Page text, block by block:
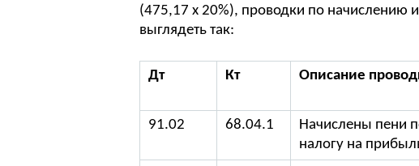
(475,17 х 20%), проводки по начислению
выглядеть так:
Дт Кт Описание
91.02
68.04.1
Начислены пени
налогу на